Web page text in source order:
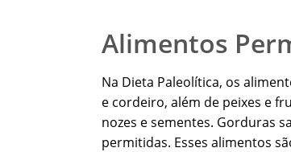
Alimentos
Na Dieta Paleolítica, os
e cordeiro, além de peixes e
nozes e sementes. Gorduras
permitidas. Esses alimentos